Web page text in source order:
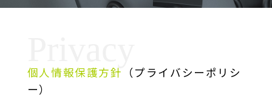
個人情報保護方針 （プライバシーポリシ
ー）